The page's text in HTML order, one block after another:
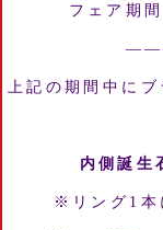
フェア期
上記の期間中に
内側誕生
※リング1本